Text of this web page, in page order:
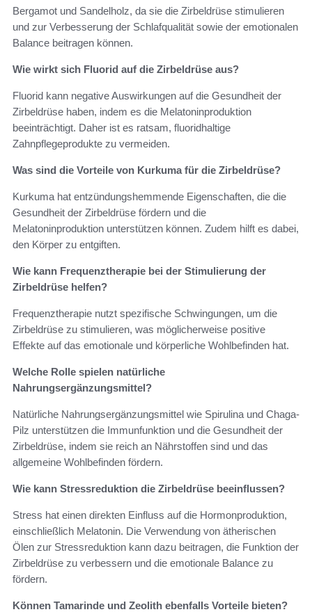
Bergamot und Sandelholz, da sie die Zirbeldrüse stimulieren
und zur Verbesserung der Schlafqualität sowie der emotionalen
Balance beitragen können.
Wie wirkt sich Fluorid auf die Zirbeldrüse aus?
Fluorid kann negative Auswirkungen auf die Gesundheit der
Zirbeldrüse haben, indem es die Melatoninproduktion
beeinträchtigt. Daher ist es ratsam, fluoridhaltige
Zahnpflegeprodukte zu vermeiden.
Was sind die Vorteile von Kurkuma für die Zirbeldrüse?
Kurkuma hat entzündungshemmende Eigenschaften, die die
Gesundheit der Zirbeldrüse fördern und die
Melatoninproduktion unterstützen können. Zudem hilft es dabei,
den Körper zu entgiften.
Wie kann Frequenztherapie bei der Stimulierung der
Zirbeldrüse helfen?
Frequenztherapie nutzt spezifische Schwingungen, um die
Zirbeldrüse zu stimulieren, was möglicherweise positive
Effekte auf das emotionale und körperliche Wohlbefinden hat.
Welche Rolle spielen natürliche
Nahrungsergänzungsmittel?
Natürliche Nahrungsergänzungsmittel wie Spirulina und Chaga-
Pilz unterstützen die Immunfunktion und die Gesundheit der
Zirbeldrüse, indem sie reich an Nährstoffen sind und das
allgemeine Wohlbefinden fördern.
Wie kann Stressreduktion die Zirbeldrüse beeinflussen?
Stress hat einen direkten Einfluss auf die Hormonproduktion,
einschließlich Melatonin. Die Verwendung von ätherischen
Ölen zur Stressreduktion kann dazu beitragen, die Funktion der
Zirbeldrüse zu verbessern und die emotionale Balance zu
fördern.
Können Tamarinde und Zeolith ebenfalls Vorteile bieten?